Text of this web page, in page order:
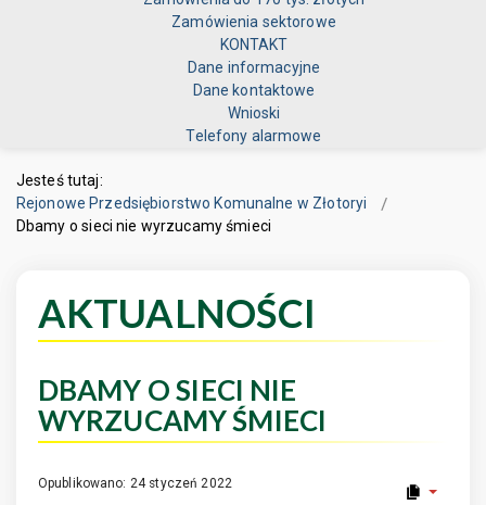
Zamówienia sektorowe
KONTAKT
Dane informacyjne
Dane kontaktowe
Wnioski
Telefony alarmowe
Jesteś tutaj:
Rejonowe Przedsiębiorstwo Komunalne w Złotoryi
Dbamy o sieci nie wyrzucamy śmieci
AKTUALNOŚCI
DBAMY O SIECI NIE
WYRZUCAMY ŚMIECI
Opublikowano: 24 styczeń 2022